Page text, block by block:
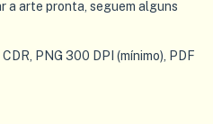
a arte pronta, seguem alguns
PNG 300 DPI (mínimo), PDF